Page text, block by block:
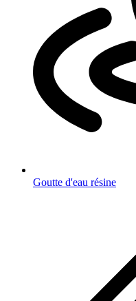
Goutte d'eau résine